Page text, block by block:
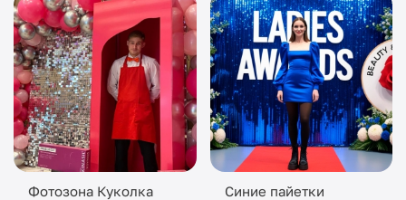
Фотозона Куколка Синие пайетки